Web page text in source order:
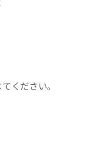
ください。